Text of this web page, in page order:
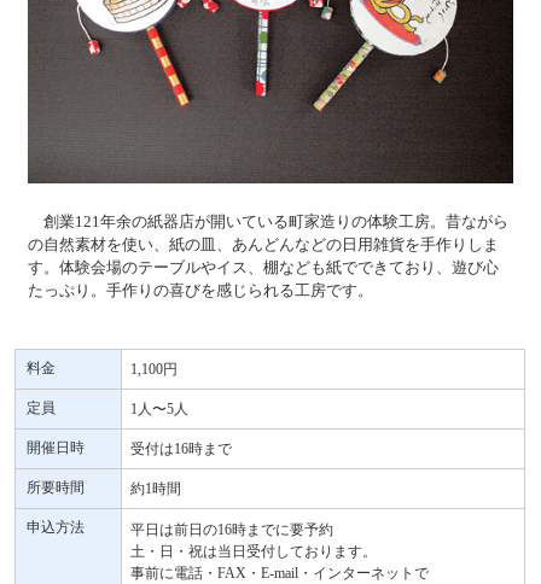
創業121年余の紙器店が開いている町家造りの体験工房。昔ながら
の自然素材を使い、紙の皿、あんどんなどの日用雑貨を手作りしま
す。体験会場のテーブルやイス、棚なども紙でできており、遊び心
たっぷり。手作りの喜びを感じられる工房です。
料金 1,100円
定員 1人〜5人
開催日時 受付は16時まで
所要時間 約1時間
申込方法
平日は前日の16時までに要予約
土・日・祝は当日受付しております。
事前に電話・FAX・E-mail・インターネットで